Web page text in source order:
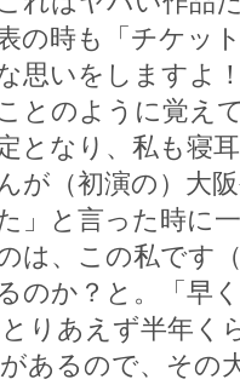
の時も「チケッ
思いをしますよ
とのように覚え
となり、私も寝
が（初演の）大
」と言った時に
は、この私です
のか？と。「早
とりあえず半年
あるので、その